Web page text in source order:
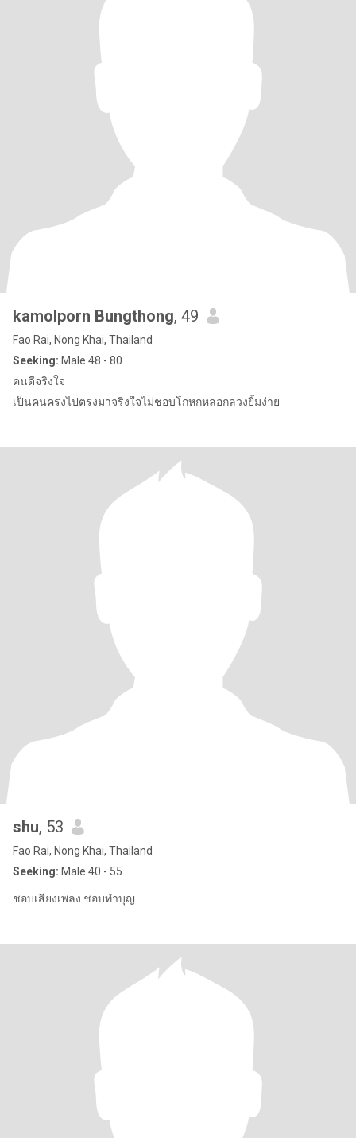
kamolporn Bungthong, 49
Fao Rai, Nong Khai, Thailand
Seeking: Male 48 - 80
คนดีจริงใจ
เป็นคนครงไปตรงมาจริงใจไม่ชอบโกหกหลอกลวงยิ้มง่าย
shu, 53
Fao Rai, Nong Khai, Thailand
Seeking: Male 40 - 55
ชอบเสียงเพลง ชอบทำบุญ